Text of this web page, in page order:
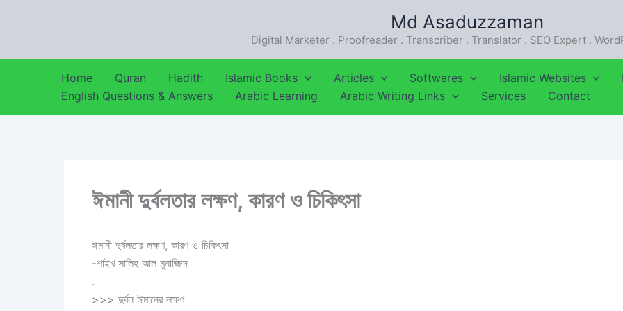
Md Asaduzzaman
Digital Marketer . Proofreader . Transcriber . Translator . SEO Expert .
Home Quran Hadith Islamic Books Articles Softwares Islamic Websites
English Questions & Answers
Arabic Learning Arabic Writing Links Services Contact
ঈমানী দুর্বলতার লক্ষণ, কারণ ও চিকিৎসা
ঈমানী দুর্বলতার লক্ষণ, কারণ ও চিকিৎসা
-শাইখ সালিহ আল মুনাজ্জিদ
.
>>> দুর্বল ঈমানের লক্ষণ